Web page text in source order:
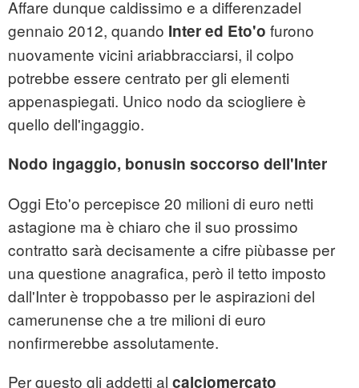
Affare dunque caldissimo e a differenzadel
gennaio 2012, quando Inter ed Eto'o furono
nuovamente vicini ariabbracciarsi, il colpo
potrebbe essere centrato per gli elementi
appenaspiegati. Unico nodo da sciogliere è
quello dell'ingaggio.
Nodo ingaggio, bonusin soccorso dell'Inter
Oggi Eto'o percepisce 20 milioni di euro netti
astagione ma è chiaro che il suo prossimo
contratto sarà decisamente a cifre piùbasse per
una questione anagrafica, però il tetto imposto
dall'Inter è troppobasso per le aspirazioni del
camerunense che a tre milioni di euro
nonfirmerebbe assolutamente.
Per questo gli addetti al calciomercato